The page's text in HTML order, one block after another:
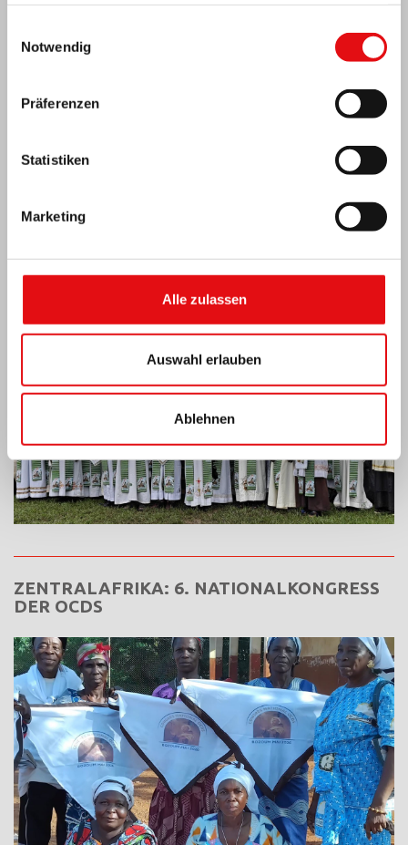
Notwendig
Präferenzen
Statistiken
Marketing
Alle zulassen
Auswahl erlauben
Ablehnen
Elfenbeinküste: Doppeltes Silberjubiläum
ZENTRALAFRIKA: 6. NATIONALKONGRESS
DER OCDS